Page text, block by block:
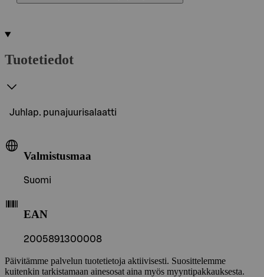
Tuotetiedot
Juhlap. punajuurisalaatti
Valmistusmaa
Suomi
EAN
2005891300008
Päivitämme palvelun tuotetietoja aktiivisesti. Suosittelemme
kuitenkin tarkistamaan ainesosat aina myös myyntipakkauksesta.